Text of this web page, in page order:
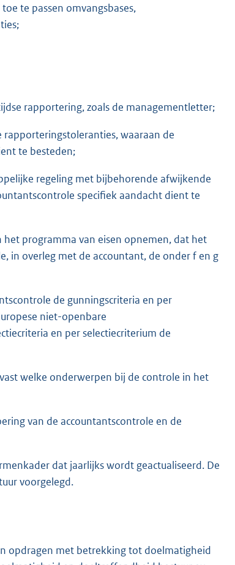
te passen omvangsbases,
rapportering, zoals de managementletter;
waaraan de
te besteden;
regeling met bijbehorende afwijkende
specifiek aandacht dient te
programma van eisen opnemen, dat het
in overleg met de accountant, de onder f en g
de gunningscriteria en per
niet-openbare
en per selectiecriterium de
welke onderwerpen bij de controle in het
van de accountantscontrole en de
dat jaarlijks wordt geactualiseerd. De
voorgelegd.
opdragen met betrekking tot doelmatigheid